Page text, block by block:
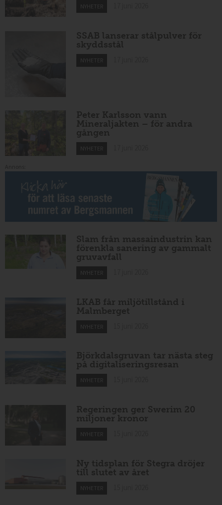
NYHETER
SSAB lanserar stålpulver för
skyddsstål
NYHETER
Peter Karlsson vann
Mineraljakten – för andra
gången
NYHETER
Slam från massaindustrin kan
förenkla sanering av gammalt
gruvavfall
NYHETER
LKAB får miljötillstånd i
Malmberget
NYHETER
Björkdalsgruvan tar nästa steg
på digitaliseringsresan
NYHETER
Regeringen ger Swerim 20
miljoner kronor
NYHETER
Ny tidsplan för Stegra dröjer
till slutet av året
NYHETER